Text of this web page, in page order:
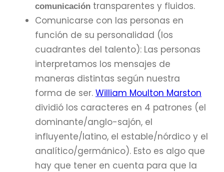
comunicación transparentes y fluidos.
Comunicarse con las personas en
función de su personalidad (los
cuadrantes del talento): Las personas
interpretamos los mensajes de
maneras distintas según nuestra
forma de ser. William Moulton Marston
dividió los caracteres en 4 patrones (el
dominante/anglo-sajón, el
influyente/latino, el estable/nórdico y el
analítico/germánico). Esto es algo que
hay que tener en cuenta para que la